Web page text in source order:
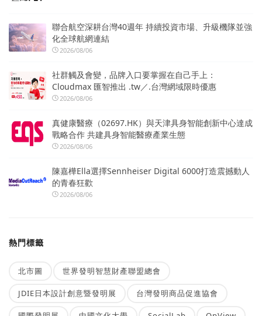
聯合航空深耕台灣40週年 持續投資市場、升級機隊並強
化全球航網連結
2026/08/06
社群觸及會變，品牌入口要掌握在自己手上：
Cloudmax 匯智推出 .tw／.台灣網域限時優惠
2026/08/06
真健康醫療（02697.HK）與天津具身智能創新中心達成
戰略合作 共建具身智能醫療產業生態
2026/08/06
陳嘉樺Ella選擇Sennheiser Digital 6000打造震撼動人
的青春狂歡
2026/08/06
熱門標籤
北市圖 世界發明智慧財產聯盟總會
JDIE日本設計創意暨發明展 台灣發明商品促進協會